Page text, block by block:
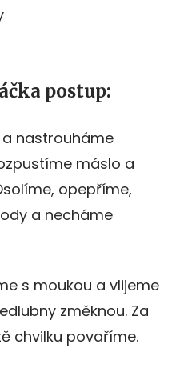
postup:
a nastrouháme
máslo a
opepříme,
a necháme
s moukou a vlijeme
změknou. Za
chvilku povaříme.